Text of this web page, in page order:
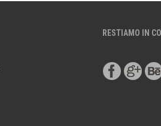
RESTIAMO IN